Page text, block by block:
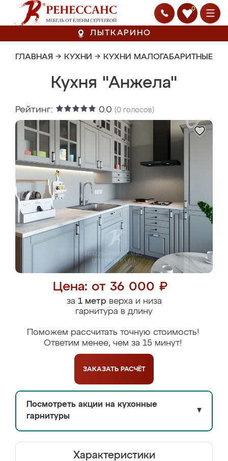
0
ЛЫТКАРИНО
ГЛАВНАЯ → КУХНИ → КУХНИ МАЛОГАБАРИТНЫЕ
Кухня "Анжела"
Рейтинг: 0.0 (0 голосов)
Цена: от 36 000 ₽
за 1 метрверха и низа
гарнитура в длину
Поможем рассчитать точную стоимость!
Ответим менее, чем за 15 минут!
ЗАКАЗАТЬ РАСЧЁТ
Посмотреть акции на кухонные
гарнитуры
▼
Характеристики